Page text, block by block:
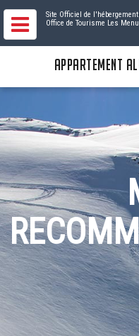
Site Officiel de l'hébergement
Office de Tourisme Les
APPARTEMENT